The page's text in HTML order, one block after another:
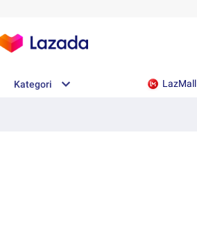
Kategori LazMall